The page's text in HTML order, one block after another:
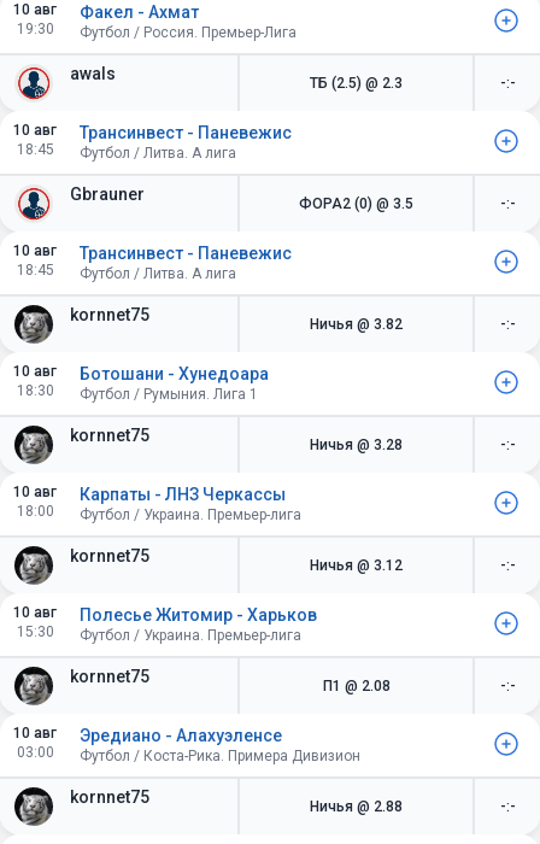
10 авг
19:30
awals
Факел - Ахмат
Футбол / Россия. Премьер-Лига
ТБ (2.5) @ 2.3 -:-
10 авг
18:45
Gbrauner
Трансинвест - Паневежис
Футбол / Литва. А лига
ФОРА2 (0) @ 3.5 -:-
10 авг
18:45
kornnet75
Трансинвест - Паневежис
Футбол / Литва. А лига
Ничья @ 3.82 -:-
10 авг
18:30
kornnet75
Ботошани - Хунедоара
Футбол / Румыния. Лига 1
Ничья @ 3.28 -:-
10 авг
18:00
kornnet75
Карпаты - ЛНЗ Черкассы
Футбол / Украина. Премьер-лига
Ничья @ 3.12 -:-
10 авг
15:30
kornnet75
Полесье Житомир - Харьков
Футбол / Украина. Премьер-лига
П1 @ 2.08 -:-
10 авг
03:00
kornnet75
Эредиано - Алахуэленсе
Футбол / Коста-Рика. Примера Дивизион
Ничья @ 2.88 -:-